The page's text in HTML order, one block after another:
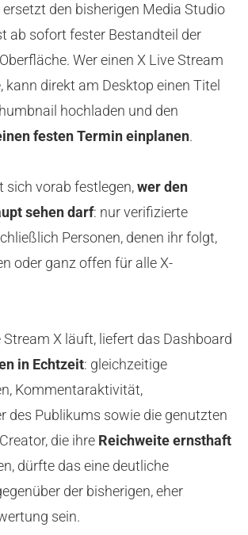
den bisherigen Media Studio
ab sofort fester Bestandteil der
Wer einen X Live Stream
kann direkt am Desktop einen Titel
hochladen und den
festen Termin einplanen.
sich vorab festlegen,wer den
sehen darf: nur verifizierte
Personen, denen ihr folgt,
oder ganz offen für alle X-
Stream X läuft, liefert das Dashboard
in Echtzeit: gleichzeitige
Kommentaraktivität,
des Publikums sowie die genutzten
die ihre Reichweite ernsthaft
dürfte das eine deutliche
der bisherigen, eher
sein.